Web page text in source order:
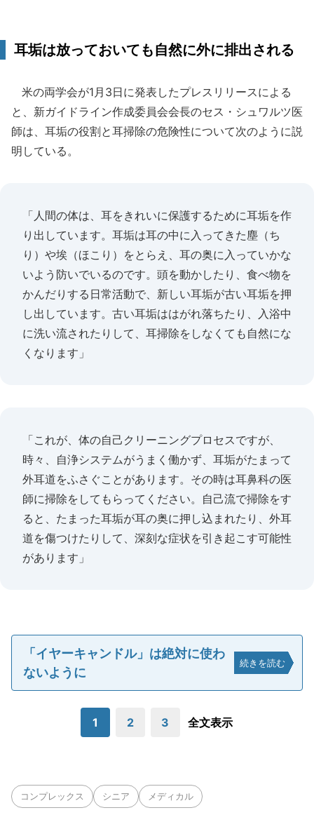
耳垢は放っておいても自然に外に排出される
米の両学会が1月3日に発表したプレスリリースによる
と、新ガイドライン作成委員会会長のセス・シュワルツ医
師は、耳垢の役割と耳掃除の危険性について次のように説
明している。
「人間の体は、耳をきれいに保護するために耳垢を作
り出しています。耳垢は耳の中に入ってきた塵（ち
り）や埃（ほこり）をとらえ、耳の奥に入っていかな
いよう防いでいるのです。頭を動かしたり、食べ物を
かんだりする日常活動で、新しい耳垢が古い耳垢を押
し出しています。古い耳垢ははがれ落ちたり、入浴中
に洗い流されたりして、耳掃除をしなくても自然にな
くなります」
「これが、体の自己クリーニングプロセスですが、
時々、自浄システムがうまく働かず、耳垢がたまって
外耳道をふさぐことがあります。その時は耳鼻科の医
師に掃除をしてもらってください。自己流で掃除をす
ると、たまった耳垢が耳の奥に押し込まれたり、外耳
道を傷つけたりして、深刻な症状を引き起こす可能性
があります」
「イヤーキャンドル」は絶対に使わ
ないように
続きを読む
1 2 3 全文表示
コンプレックス シニア メディカル